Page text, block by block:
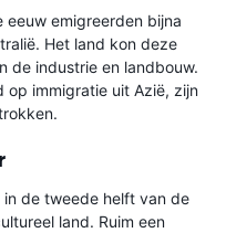
emigreerden bijna
Het land kon deze
de industrie en landbouw.
op immigratie uit Azië, zijn
de tweede helft van de
land. Ruim een